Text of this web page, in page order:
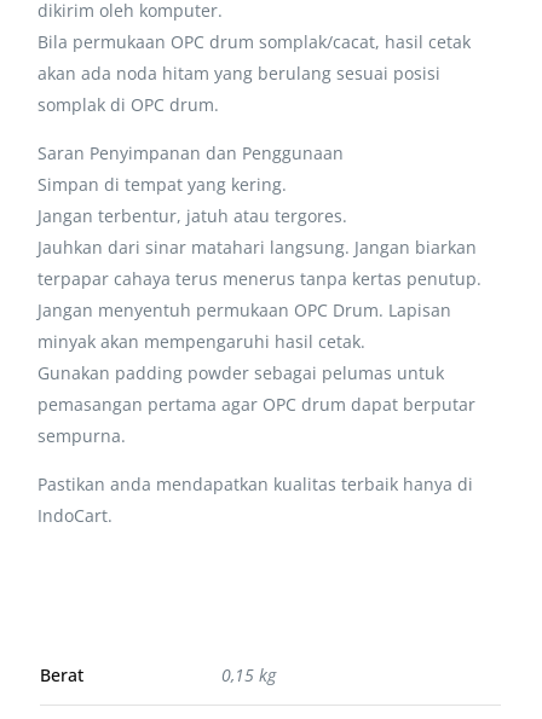
dikirim oleh komputer.
Bila permukaan OPC drum somplak/cacat, hasil cetak
akan ada noda hitam yang berulang sesuai posisi
somplak di OPC drum.
Saran Penyimpanan dan Penggunaan
Simpan di tempat yang kering.
Jangan terbentur, jatuh atau tergores.
Jauhkan dari sinar matahari langsung. Jangan biarkan
terpapar cahaya terus menerus tanpa kertas penutup.
Jangan menyentuh permukaan OPC Drum. Lapisan
minyak akan mempengaruhi hasil cetak.
Gunakan padding powder sebagai pelumas untuk
pemasangan pertama agar OPC drum dapat berputar
sempurna.
Pastikan anda mendapatkan kualitas terbaik hanya di
IndoCart.
Berat 0,15 kg